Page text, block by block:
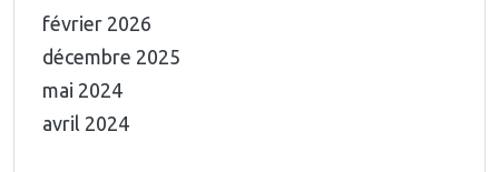
février 2026
décembre 2025
mai 2024
avril 2024